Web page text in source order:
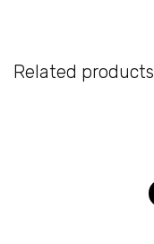
Related products